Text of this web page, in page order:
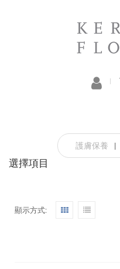
護膚保養 |
選擇項目
顯示方式: